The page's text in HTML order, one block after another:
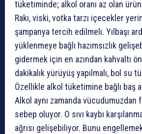
tüketiminde; alkol oranı az olan
Rakı, viski, votka tarzı içecekler
şampanya tercih edilmeli. Yılbaşı
yüklenmeye bağlı hazımsızlık
gidermek için en azından kahvaltı
dakikalık yürüyüş yapılmalı, bol su
Özellikle alkol tüketimine bağlı baş
Alkol aynı zamanda vücudumuzdan
sebep oluyor. O sıvı kaybı
ağrısı gelişebiliyor. Bunu